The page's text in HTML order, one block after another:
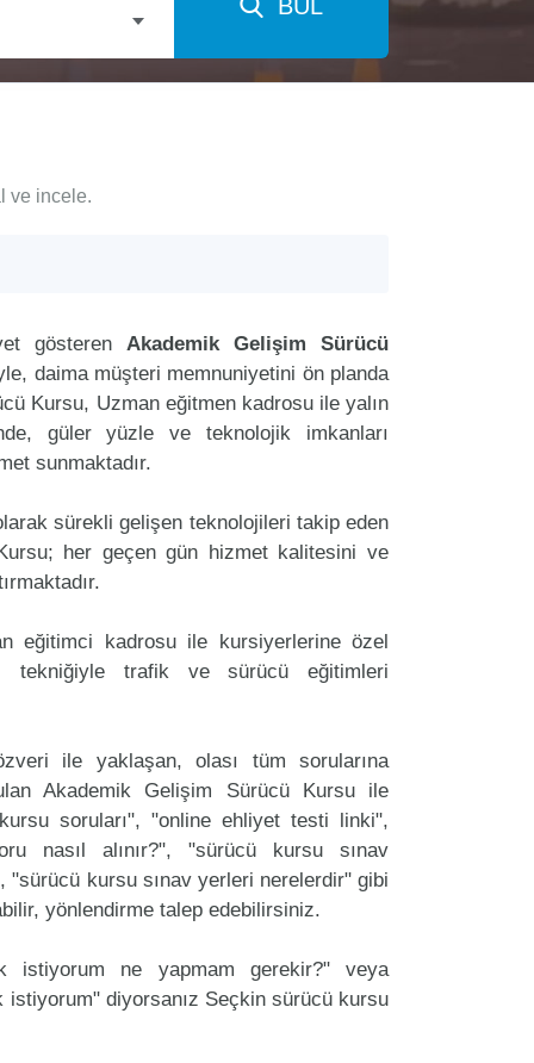
BUL
ve incele.
gösteren Akademik Gelişim Sürücü
daima müşteri memnuniyetini ön planda
Kursu, Uzman eğitmen kadrosu ile yalın
güler yüzle ve teknolojik imkanları
sunmaktadır.
sürekli gelişen teknolojileri takip eden
her geçen gün hizmet kalitesini ve
eğitimci kadrosu ile kursiyerlerine özel
tekniğiyle trafik ve sürücü eğitimleri
ile yaklaşan, olası tüm sorularına
Akademik Gelişim Sürücü Kursu ile
soruları", "online ehliyet testi linki",
nasıl alınır?", "sürücü kursu sınav
"sürücü kursu sınav yerleri nerelerdir" gibi
yönlendirme talep edebilirsiniz.
istiyorum ne yapmam gerekir?" veya
diyorsanız Seçkin sürücü kursu